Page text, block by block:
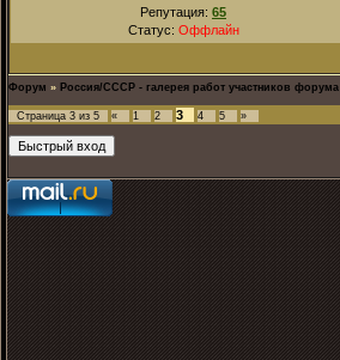
Репутация: 65
Статус: Оффлайн
Форум » Россия/СССР - галерея работ участников форума
Страница 3 из 5 « 1 2 3 4 5 »